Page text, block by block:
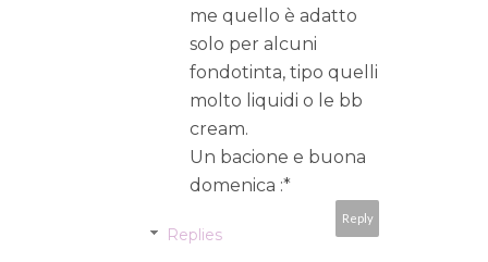
me quello è adatto
solo per alcuni
fondotinta, tipo quelli
molto liquidi o le bb
cream.
Un bacione e buona
domenica :*
Reply
Replies